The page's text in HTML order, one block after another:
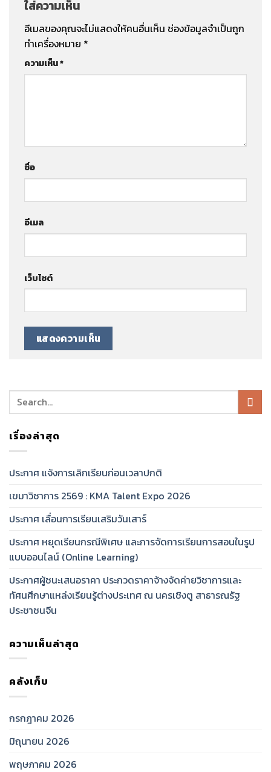
ใส่ความเห็น
อีเมลของคุณจะไม่แสดงให้คนอื่นเห็น ช่องข้อมูลจำเป็นถูก
ทำเครื่องหมาย *
ความเห็น*
ชื่อ
อีเมล
เว็บไซต์
เรื่องล่าสุด
ประกาศ แจ้งการเลิกเรียนก่อนเวลาปกติ
เขมาวิชาการ 2569 : KMA Talent Expo 2026
ประกาศ เลื่อนการเรียนเสริมวันเสาร์
ประกาศ หยุดเรียนกรณีพิเศษ และการจัดการเรียนการสอนในรูป
แบบออนไลน์ (Online Learning)
ประกาศผู้ชนะเสนอราคา ประกวดราคาจ้างจัดค่ายวิชาการและ
ทัศนศึกษาแหล่งเรียนรู้ต่างประเทศ ณ นครเชิงตู สาธารณรัฐ
ประชาชนจีน
ความเห็นล่าสุด
คลังเก็บ
กรกฎาคม 2026
มิถุนายน 2026
พฤษภาคม 2026